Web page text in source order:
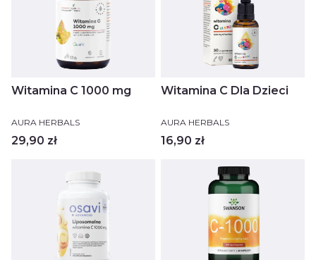
Witamina C 1000 mg
PRODUCENT
AURA HERBALS
Cena
29,90 zł
Witamina C Dla Dzieci
PRODUCENT
AURA HERBALS
Cena
16,90 zł